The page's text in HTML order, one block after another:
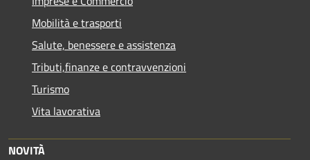
Mobilità e trasporti
Salute, benessere e assistenza
Tributi,finanze e contravvenzioni
Turismo
Vita lavorativa
NOVITÀ